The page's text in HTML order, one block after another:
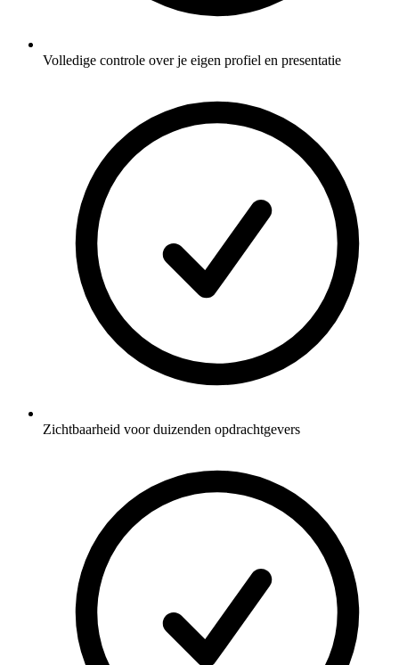
Volledige controle over je eigen profiel en presentatie
Zichtbaarheid voor duizenden opdrachtgevers